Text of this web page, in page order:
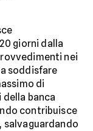
giorni dalla
nei
soddisfare
di
banca
contribuisce
salvaguardando